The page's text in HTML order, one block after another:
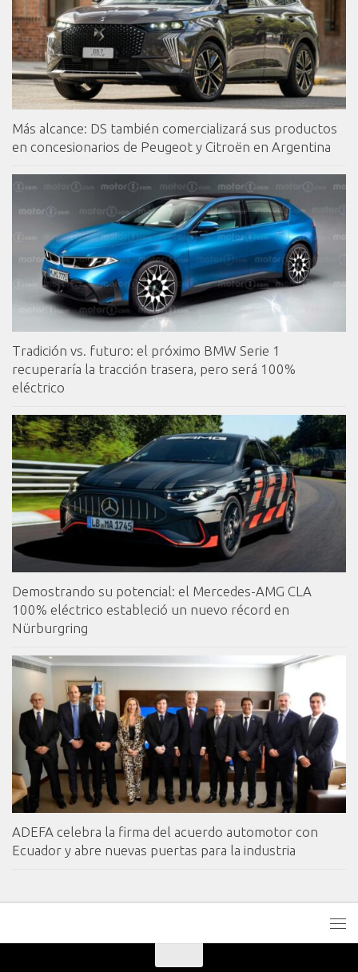
Más alcance: DS también comercializará sus productos
en concesionarios de Peugeot y Citroën en Argentina
Tradición vs. futuro: el próximo BMW Serie 1
recuperaría la tracción trasera, pero será 100%
eléctrico
Demostrando su potencial: el Mercedes-AMG CLA
100% eléctrico estableció un nuevo récord en
Nürburgring
ADEFA celebra la firma del acuerdo automotor con
Ecuador y abre nuevas puertas para la industria